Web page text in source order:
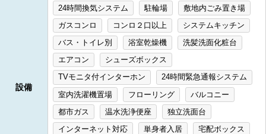
設備
24時間換気システム 駐輪場
敷地内ごみ置き場
ガスコンロ
コンロ２口以上
システムキッチン
バス・トイレ別
浴室乾燥機
洗髪洗面化粧台
エアコン
シューズボックス
TVモニタ付インターホン
24時間緊急通報システム
室内洗濯機置場
フローリング
バルコニー
都市ガス
温水洗浄便座
独立洗面台
インターネット対応
単身者入居
宅配ボックス